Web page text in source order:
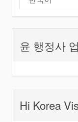
윤 행정사
Hi Korea